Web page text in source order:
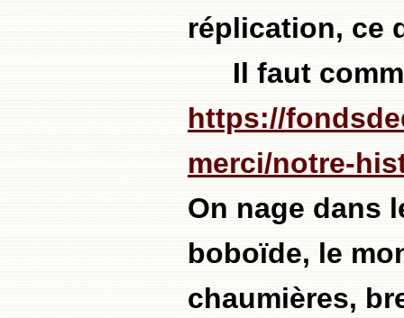
réplication, ce
Il faut
https://
merci/notre-
On nage dans
boboïde, le
chaumières,